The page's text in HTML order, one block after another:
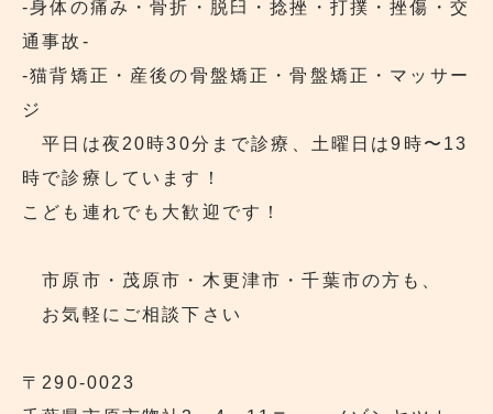
‐身体の痛み・骨折・脱臼・捻挫・打撲・挫傷・交
通事故‐
‐猫背矯正・産後の骨盤矯正・骨盤矯正・マッサー
ジ
平日は夜20時30分まで診療、土曜日は9時〜13
時で診療しています！
こども連れでも大歓迎です！
市原市・茂原市・木更津市・千葉市の方も、
お気軽にご相談下さい
〒290‐0023